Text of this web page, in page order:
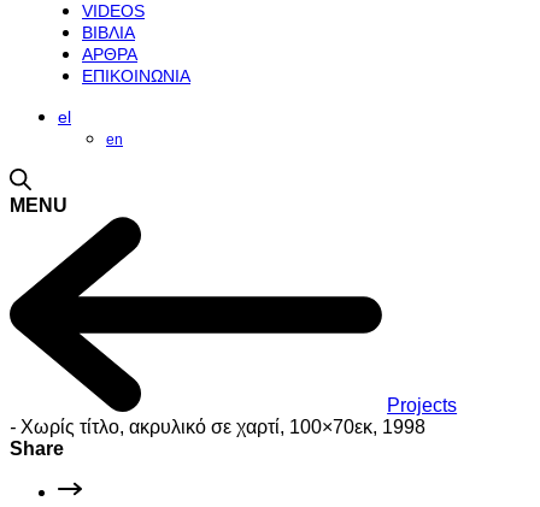
VIDEOS
ΒΙΒΛΙΑ
ΑΡΘΡΑ
ΕΠΙΚΟΙΝΩΝΙΑ
el
en
MENU
Projects
- Χωρίς τίτλο, ακρυλικό σε χαρτί, 100×70εκ, 1998
Share